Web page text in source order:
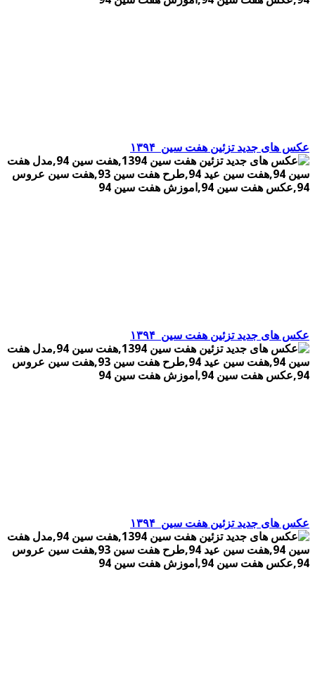
عکس های جدید تزئین هفت سین
عکس های جدید تزئین هفت سین
عکس های جدید تزئین هفت سین